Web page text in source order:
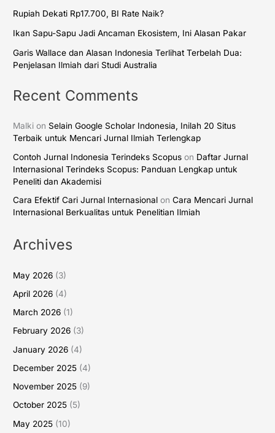
Rupiah Dekati Rp17.700, BI Rate Naik?
Ikan Sapu-Sapu Jadi Ancaman Ekosistem, Ini Alasan Pakar
Garis Wallace dan Alasan Indonesia Terlihat Terbelah Dua:
Penjelasan Ilmiah dari Studi Australia
Recent Comments
Malki onSelain Google Scholar Indonesia, Inilah 20 Situs
Terbaik untuk Mencari Jurnal Ilmiah Terlengkap
Contoh Jurnal Indonesia Terindeks Scopus on Daftar Jurnal
Internasional Terindeks Scopus: Panduan Lengkap untuk
Peneliti dan Akademisi
Cara Efektif Cari Jurnal Internasional onCara Mencari Jurnal
Internasional Berkualitas untuk Penelitian Ilmiah
Archives
May 2026 (3)
April 2026 (4)
March 2026 (1)
February 2026 (3)
January 2026 (4)
December 2025 (4)
November 2025 (9)
October 2025 (5)
May 2025 (10)